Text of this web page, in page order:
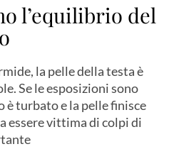
l’equilibrio del
la pelle della testa è
Se le esposizioni sono
turbato e la pelle finisce
essere vittima di colpi di